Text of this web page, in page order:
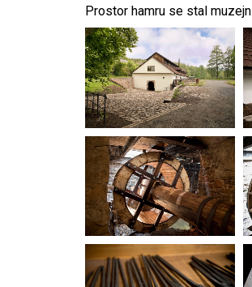
Prostor hamru se stal